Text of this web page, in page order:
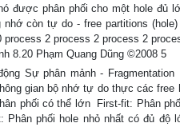
được phân phối cho một hole đủ
nhớ còn tự do - free partitions
2 process 2 process 2
8.20 Phạm Quang Dũng ©2008 5
Sự phân mảnh -
gian bộ nhớ tự do thực các
phối có thể lớn  First-fit: Phân
Phân phối hole nhỏ nhất có đủ